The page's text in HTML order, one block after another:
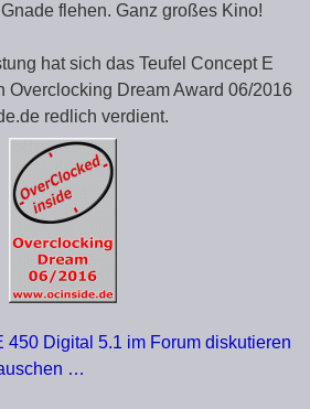
flehen. Ganz großes Kino!
hat sich das Teufel Concept E
Overclocking Dream Award 06/2016
redlich verdient.
450 Digital 5.1 im Forum diskutieren
…